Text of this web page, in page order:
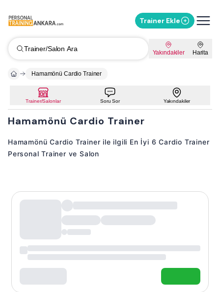
Trainer Ekle
Trainer/Salon Ara Yakındakiler Harita
Hamamönü Cardio Trainer
Trainer/Salonlar Soru Sor Yakındakiler
Hamamönü Cardio Trainer
Hamamönü Cardio Trainer ile ilgili En İyi 6 Cardio Trainer
Personal Trainer ve Salon